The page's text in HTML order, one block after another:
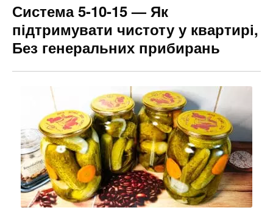
Система 5-10-15 — Як
підтримувати чистоту у квартирі,
Без генеральних прибирань